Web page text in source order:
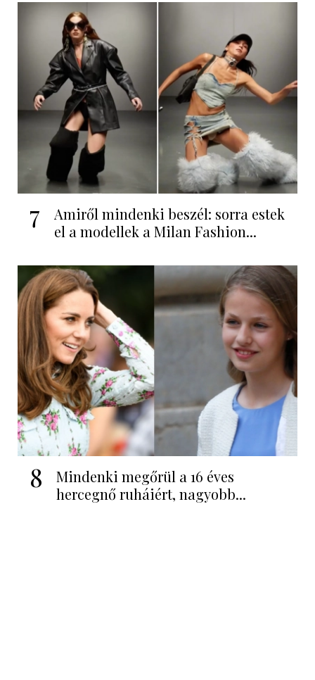
7
Amiről mindenki beszél: sorra estek
el a modellek a Milan Fashion...
8
Mindenki megőrül a 16 éves
hercegnő ruháiért, nagyobb...